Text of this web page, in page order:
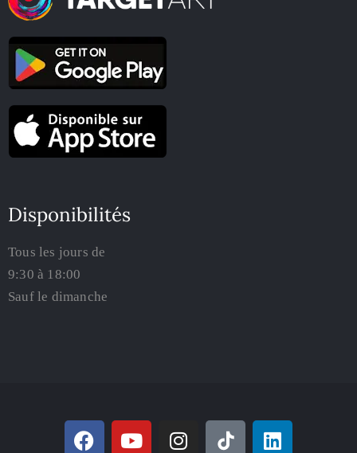
Disponibilités
Tous les jours de
9:30 à 18:00
Sauf le dimanche